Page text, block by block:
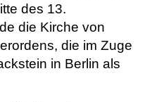
des 13.
die Kirche von
die im Zuge
in Berlin als